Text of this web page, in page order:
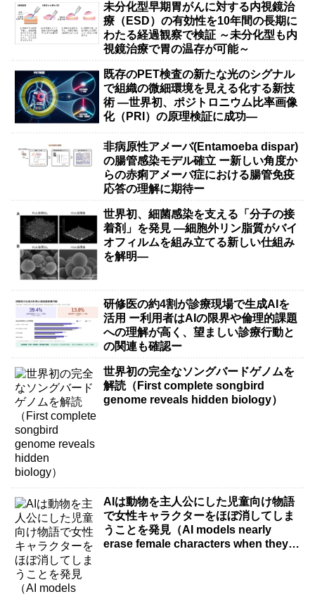
未分化型早期胃がんに対する内視鏡治
療（ESD）の有効性を10年間の長期に
わたる経過観察で検証 ～未分化型も内
視鏡治療で胃の温存が可能～
既存のPET検査の新たな光のシグナル
で組織の微細環境を見える化する新技
術 ―世界初、ポジトロニウム比率画像
化（PRI）の原理検証に成功―
非病原性アメーバ(Entamoeba dispar)
の腸管感染モデル確立 ー新しい角度か
らの赤痢アメーバ症における腸管免疫
応答の理解に期待ー
世界初、細菌感染を支える「分子の接
着剤」を発見 ―細胞外リン脂質がバイ
オフィルムを組み立てる新しい仕組み
を解明―
研修医の約4割が診療現場で生成AIを
活用 ー利用者はAIの限界や倫理的課題
への理解が高く、望ましい診療行動と
の関連も確認ー
世界初の完全なソングバードゲノムを
解読（First complete songbird
genome reveals hidden biology）
AIは動物を主人公にした児童向け物語
で女性キャラクターをほぼ消してしま
うことを発見（AI models nearly
erase female characters when they